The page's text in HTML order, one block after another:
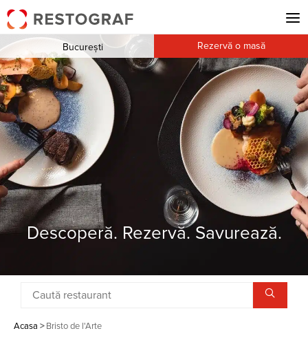
Descoperă. Rezervă. Savurează.
București Rezervă o masă
Acasa > Bristo de l'Arte